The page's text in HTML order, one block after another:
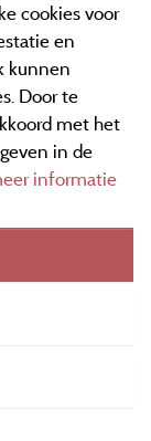
cookies voor
en
kunnen
Door te
met het
in de
informatie